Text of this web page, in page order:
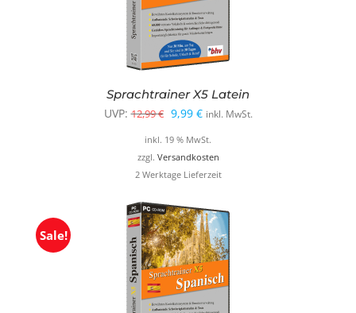
Sprachtrainer X5 Latein
UVP: 12,99€ Ursprünglicher
Preis
war:
12,99 €
9,99 €Aktueller
Preis
ist:
9,99 €.
inkl. MwSt.
inkl. 19 % MwSt.
zzgl. Versandkosten
2 Werktage Lieferzeit
Sale!